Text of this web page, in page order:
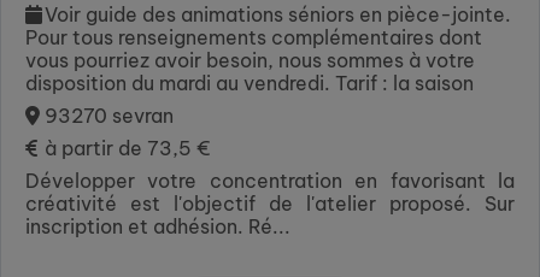
Voir guide des animations séniors en pièce-jointe.
Pour tous renseignements complémentaires dont
vous pourriez avoir besoin, nous sommes à votre
disposition du mardi au vendredi. Tarif : la saison
93270 sevran
à partir de 73,5 €
Développer votre concentration en favorisant la
créativité est l'objectif de l'atelier proposé. Sur
inscription et adhésion. Ré...